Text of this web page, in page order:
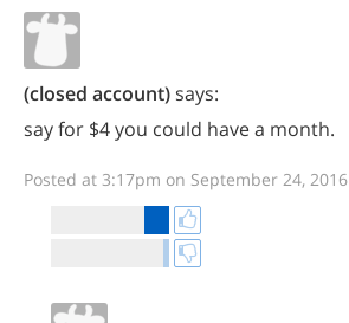
(closed account)says:
say for $4 you could have a month.
Posted at 3:17pm on September 24, 2016